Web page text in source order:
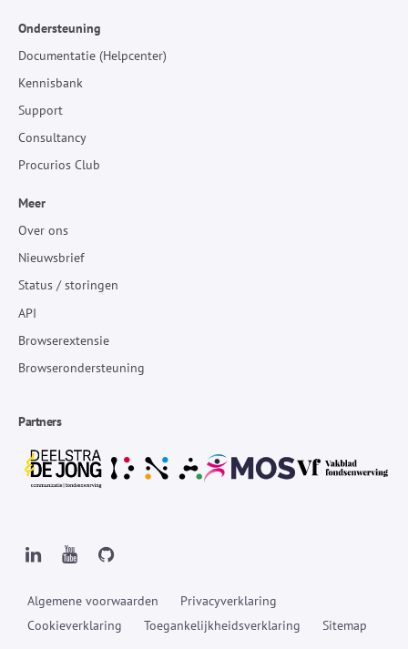
Ondersteuning
Documentatie (Helpcenter)
Kennisbank
Support
Consultancy
Procurios Club
Meer
Over ons
Nieuwsbrief
Status / storingen
API
Browserextensie
Browserondersteuning
Partners
Algemene voorwaarden
Privacyverklaring
Cookieverklaring
Toegankelijkheidsverklaring Sitemap